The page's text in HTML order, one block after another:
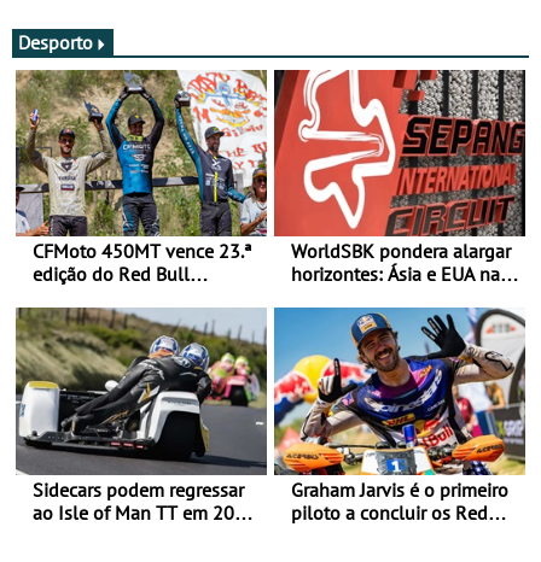
Desporto
CFMoto 450MT vence 23.ª
edição do Red Bull
Categorias Adventure -
Vitória na Ultimate, Core e
Lite
WorldSBK pondera alargar
horizontes: Ásia e EUA na
Sidecars podem regressar
ao Isle of Man TT em 2027
Graham Jarvis é o primeiro
piloto a concluir os Red